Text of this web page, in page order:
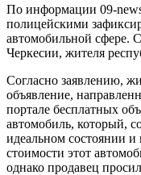
По информации 09-
полицейскими
автомобильной сфере.
Черкесии, жителя
Согласно заявлению,
объявление,
портале бесплатных
автомобиль, который,
идеальном состоянии
стоимости этот
однако продавец